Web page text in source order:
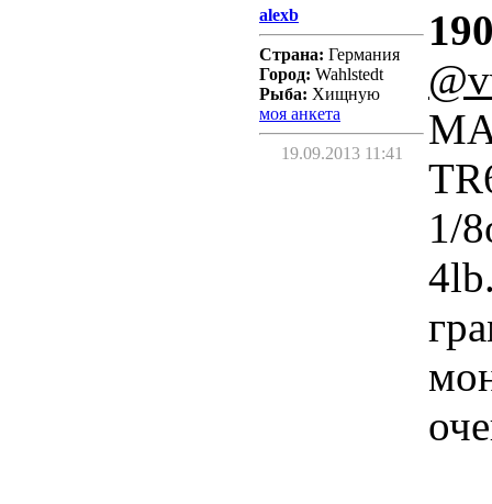
alexb
Страна: Германия
Город: Wahlstedt
Рыба: Хищную
моя анкета
19.09.2013 11:41
1/